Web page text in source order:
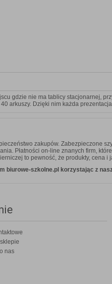
gdzie nie ma tablicy stacjonarnej,
arkuszy. Dzięki nim każda
zakupów. Zabezpieczone
Płatności on-line znanych firm,
to pewność, że produkty, cena
biurowe-szkolne.pl korzystając z
nas